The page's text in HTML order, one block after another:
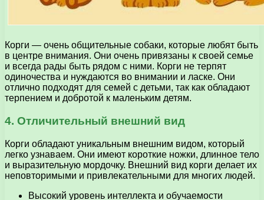
Корги — очень общительные собаки, которые любят быть
в центре внимания. Они очень привязаны к своей семье
и всегда рады быть рядом с ними. Корги не терпят
одиночества и нуждаются во внимании и ласке. Они
отлично подходят для семей с детьми, так как обладают
терпением и добротой к маленьким детям.
4. Отличительный внешний вид
Корги обладают уникальным внешним видом, который
легко узнаваем. Они имеют короткие ножки, длинное тело
и выразительную мордочку. Внешний вид корги делает их
неповторимыми и привлекательными для многих людей.
Высокий уровень интеллекта и обучаемости